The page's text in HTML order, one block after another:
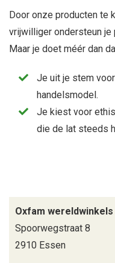
Door onze producten te
vrijwilliger ondersteun je
Maar je doet méér dan
Je uit je stem
handelsmodel.
Je kiest voor
die de lat steeds
Oxfam wereldwinkels
Spoorwegstraat 8
2910 Essen